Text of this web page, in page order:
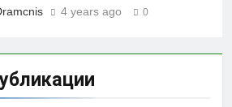
4 years ago 0